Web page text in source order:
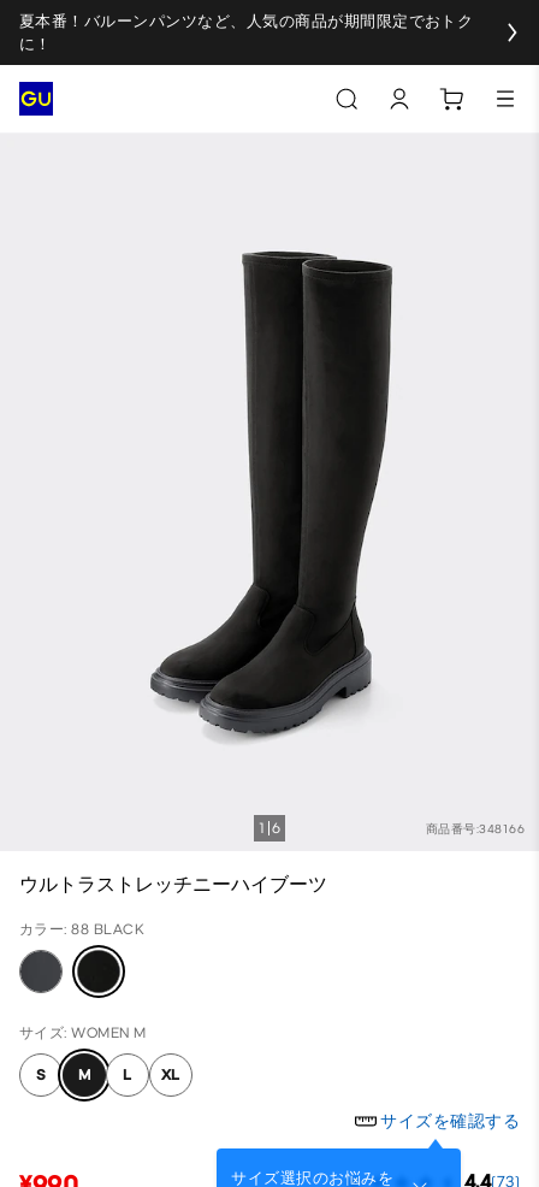
夏本番！バルーンパンツなど、人気の商品が期間限定でおトク
に！
商品番号:348166
1 6
ウルトラストレッチニーハイブーツ
カラー: 88 BLACK
サイズ: WOMEN M
S M L XL
サイズを確認する
サイズ選択のお悩みを
4.4(73)